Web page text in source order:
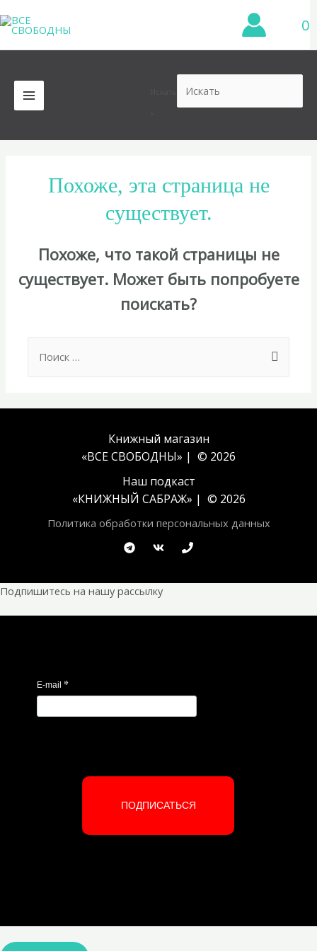
к
содержимому
0
MAIN
MENU
Похоже, эта страница не
существует.
Похоже, что такой страницы не
существует. Может быть попробуете
поискать?
for:
Книжный магазин
«ВСЕ СВОБОДНЫ» | © 2026
Наш подкаст
«КНИЖНЫЙ САБРАЖ» | © 2026
Политика обработки персональных данных
Подпишитесь на нашу рассылку
E-mail *
ПОДПИСАТЬСЯ